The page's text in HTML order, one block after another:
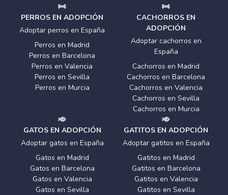
PERROS EN ADOPCIÓN
Adoptar perros en España
Perros en Madrid
Perros en Barcelona
Perros en Valencia
Perros en Sevilla
Perros en Murcia
CACHORROS EN
ADOPCIÓN
Adoptar cachorros en
España
Cachorros en Madrid
Cachorros en Barcelona
Cachorros en Valencia
Cachorros en Sevilla
Cachorros en Murcia
GATOS EN ADOPCIÓN
Adoptar gatos en España
Gatos en Madrid
Gatos en Barcelona
Gatos en Valencia
Gatos en Sevilla
GATITOS EN ADOPCIÓN
Adoptar gatitos en España
Gatitos en Madrid
Gatitos en Barcelona
Gatitos en Valencia
Gatitos en Sevilla